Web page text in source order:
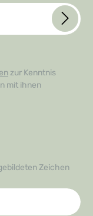
zur Kenntnis
mit ihnen
Zeichen